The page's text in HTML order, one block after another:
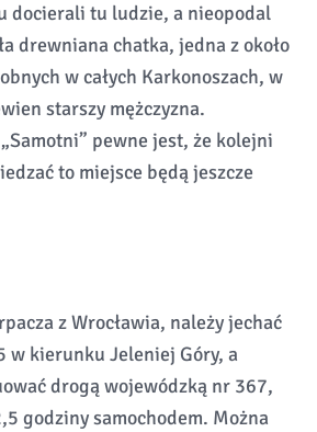
docierali tu ludzie, a nieopodal
drewniana chatka, jedna z około
w całych Karkonoszach, w
starszy mężczyzna.
pewne jest, że kolejni
to miejsce będą jeszcze
z Wrocławia, należy jechać
w kierunku Jeleniej Góry, a
drogą wojewódzką nr 367,
godziny samochodem. Można